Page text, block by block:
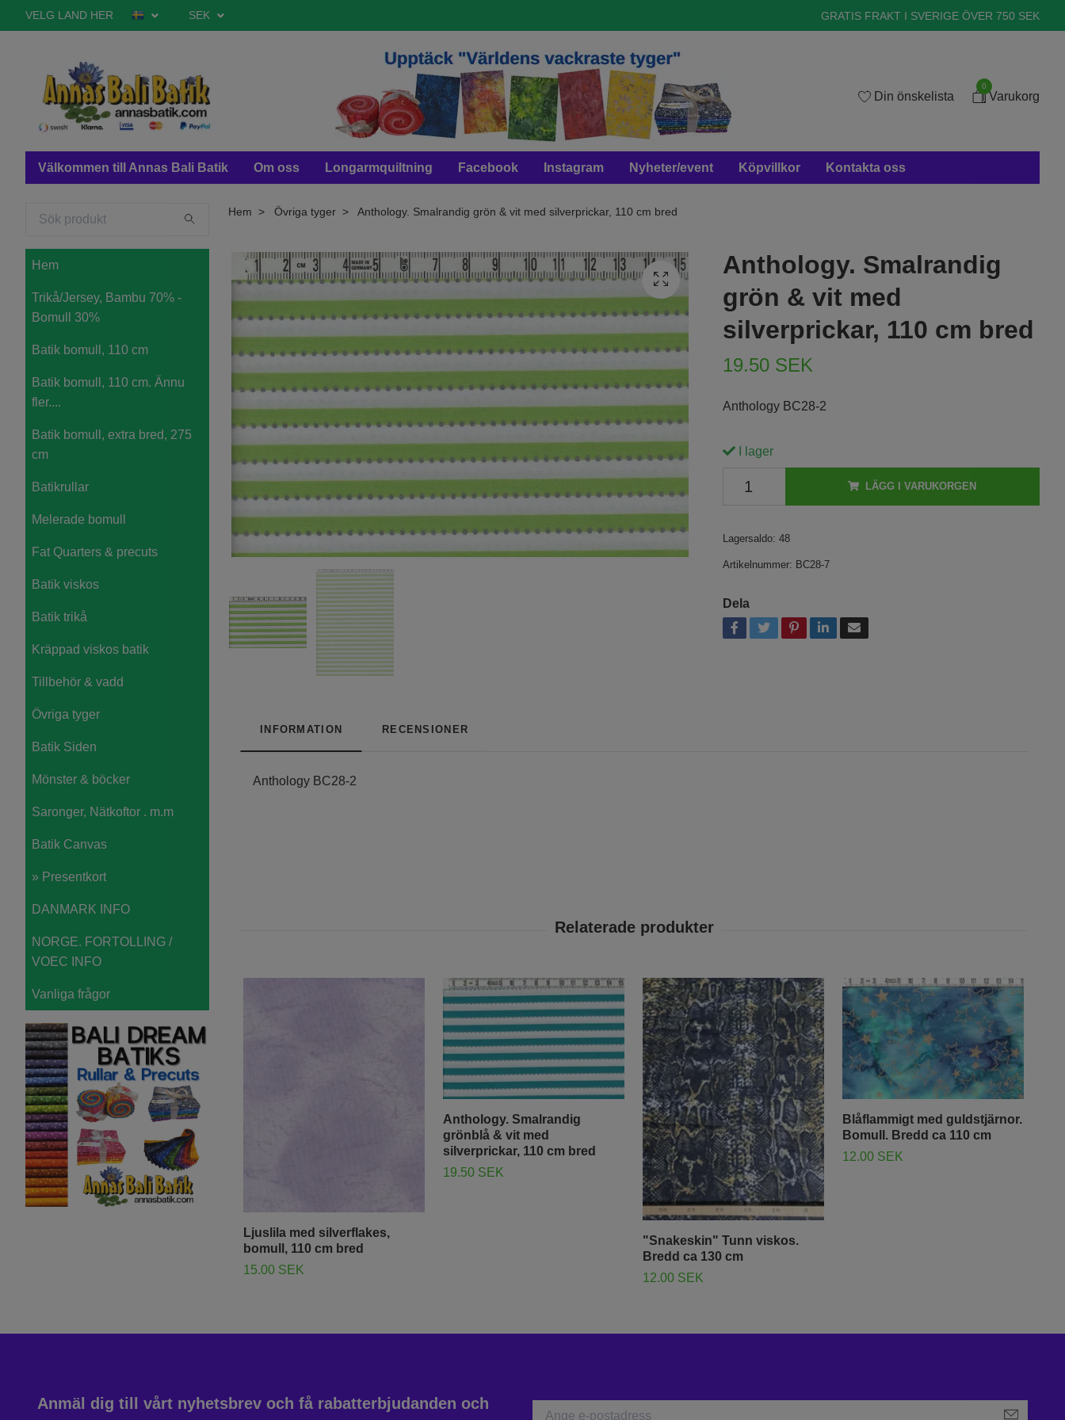
VELG LAND HER SEK GRATIS FRAKT I SVERIGE ÖVER 750 SEK
Din önskelista
0
Varukorg
Välkommen till Annas Bali Batik Om oss Longarmquiltning Facebook Instagram Nyheter/event Köpvillkor Kontakta oss
Hem
Trikå/Jersey, Bambu 70% -
Bomull 30%
Batik bomull, 110 cm
Batik bomull, 110 cm. Ännu
fler....
Batik bomull, extra bred, 275
cm
Batikrullar
Melerade bomull
Fat Quarters & precuts
Batik viskos
Batik trikå
Kräppad viskos batik
Tillbehör & vadd
Övriga tyger
Batik Siden
Mönster & böcker
Saronger, Nätkoftor . m.m
Batik Canvas
» Presentkort
DANMARK INFO
NORGE. FORTOLLING /
VOEC INFO
Vanliga frågor
Hem Övriga tyger Anthology. Smalrandig grön & vit med silverprickar, 110 cm bred
Anthology. Smalrandig
grön & vit med
silverprickar, 110 cm bred
19.50 SEK
Anthology BC28-2
I lager
LÄGG I VARUKORGEN
Lagersaldo: 48
Artikelnummer: BC28-7
Dela
INFORMATION RECENSIONER
Anthology BC28-2
Ljuslila med silverflakes,
bomull, 110 cm bred
15.00 SEK
Anthology. Smalrandig
grönblå & vit med
silverprickar, 110 cm bred
19.50 SEK
"Snakeskin" Tunn viskos.
Bredd ca 130 cm
12.00 SEK
Blåflammigt med guldstjärnor.
Bomull. Bredd ca 110 cm
12.00 SEK
Anmäl dig till vårt nyhetsbrev och få rabatterbjudanden och